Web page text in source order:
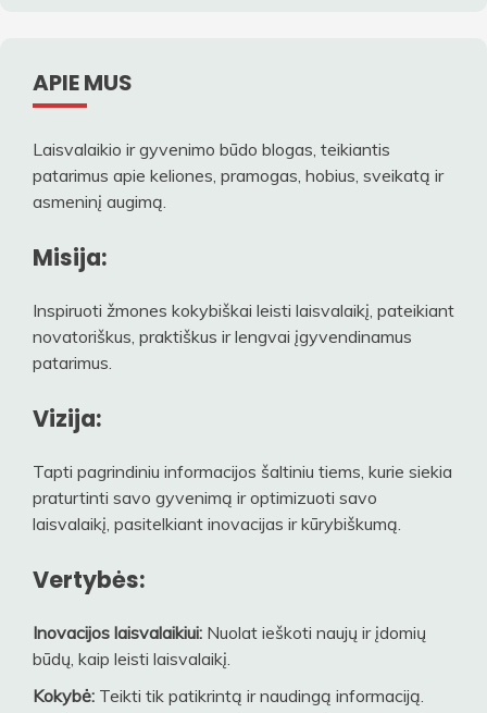
APIE MUS
Laisvalaikio ir gyvenimo būdo blogas, teikiantis
patarimus apie keliones, pramogas, hobius, sveikatą ir
asmeninį augimą.
Misija:
Inspiruoti žmones kokybiškai leisti laisvalaikį, pateikiant
novatoriškus, praktiškus ir lengvai įgyvendinamus
patarimus.
Vizija:
Tapti pagrindiniu informacijos šaltiniu tiems, kurie siekia
praturtinti savo gyvenimą ir optimizuoti savo
laisvalaikį, pasitelkiant inovacijas ir kūrybiškumą.
Vertybės:
Inovacijos laisvalaikiui: Nuolat ieškoti naujų ir įdomių
būdų, kaip leisti laisvalaikį.
Kokybė: Teikti tik patikrintą ir naudingą informaciją.